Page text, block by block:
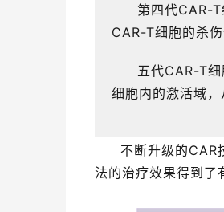
第四代CAR-
CAR-T细胞的杀伤
五代CAR-T
细胞内的激活域，
不断升级的CAR
法的治疗效果得到了